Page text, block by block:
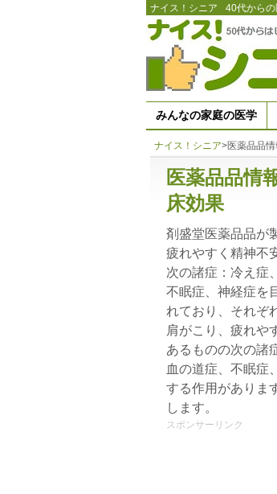
ナイス！シニア 40代から
みんなの家庭の医学
ナイス！シニア>医薬品品
医薬品品情
床効果
剤盛堂医薬品品が
疲れやすく精神不
次の諸症：冷え症
不眠症、神経症を
れており、それぞ
肩がこり、疲れや
あるものの次の諸
血の道症、不眠症
する作用がありま
します。
スポンサーリンク